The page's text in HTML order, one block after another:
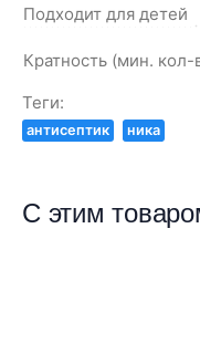
Подходит для детей
Кратность (мин.
Теги:
антисептик ника
С этим